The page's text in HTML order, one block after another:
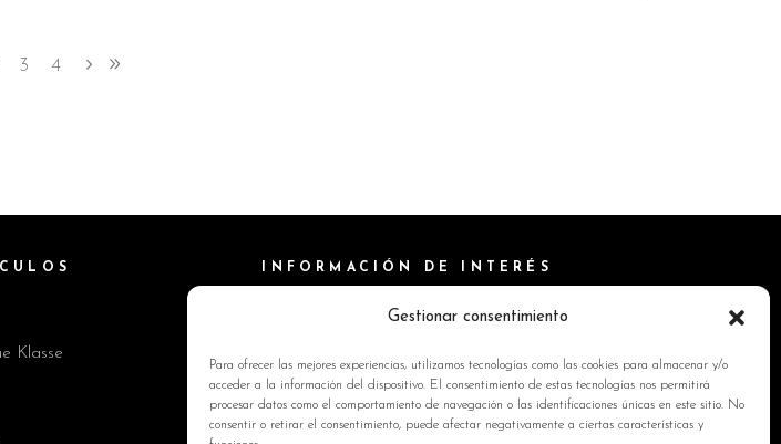
Gestionar consentimiento
Para ofrecer las mejores experiencias, utilizamos tecnologías como las cookies para almacenar y/o
acceder a la información del dispositivo. El consentimiento de estas tecnologías nos permitirá
procesar datos como el comportamiento de navegación o las identificaciones únicas en este sitio. No
consentir o retirar el consentimiento, puede afectar negativamente a ciertas características y
3 4
Klasse
INFORMACIÓN DE INTERÉS
Política de Cookies
Política de privacidad
Contacto